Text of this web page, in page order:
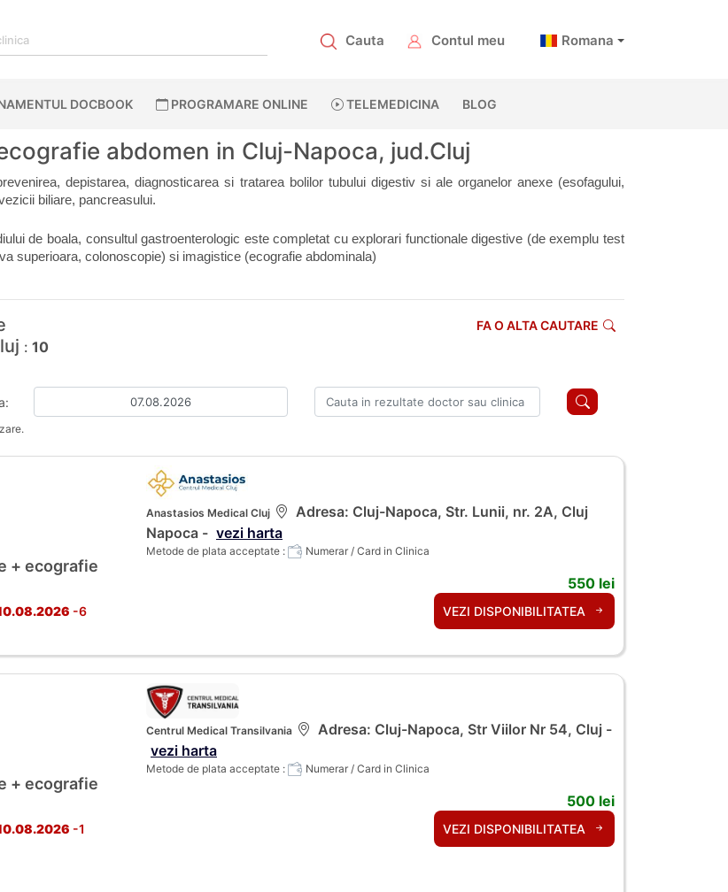
Cauta Contul meu Romana
DOCBOOK PROGRAMARE ONLINE TELEMEDICINA BLOG
abdomen in Cluj-Napoca, jud.Cluj
depistarea, diagnosticarea si tratarea bolilor tubului digestiv si ale organelor anexe (esofagului,
biliare, pancreasului.
de boala, consultul gastroenterologic este completat cu explorari functionale digestive (de exemplu test
superioara, colonoscopie) si imagistice (ecografie abdominala)
: 10
FA O ALTA CAUTARE
+ ecografie
-6
Anastasios Medical Cluj
Adresa: Cluj-Napoca, Str. Lunii, nr. 2A, Cluj
Napoca - vezi harta
Metode de plata acceptate : Numerar / Card in Clinica
550 lei
VEZI DISPONIBILITATEA
+ ecografie
-1
Centrul Medical Transilvania
Adresa: Cluj-Napoca, Str Viilor Nr 54, Cluj -
vezi harta
Metode de plata acceptate : Numerar / Card in Clinica
500 lei
VEZI DISPONIBILITATEA